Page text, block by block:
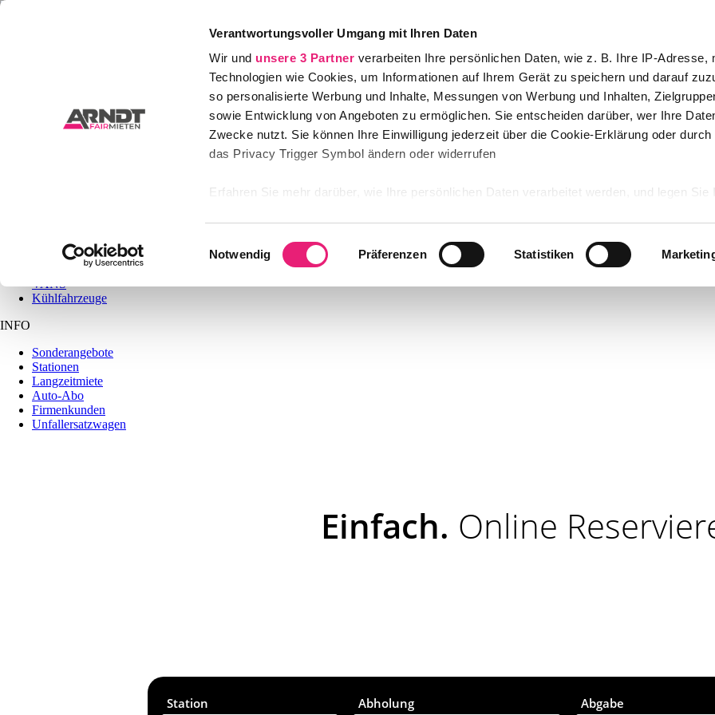
Verantwortungsvoller Umgang mit Ihren Daten
Wir und unsere 3 Partner verarbeiten Ihre persönlichen Daten, wie z. B. Ihre IP-Adresse,
Technologien wie Cookies, um Informationen auf Ihrem Gerät zu speichern und darauf
so personalisierte Werbung und Inhalte, Messungen von Werbung und Inhalten,
sowie Entwicklung von Angeboten zu ermöglichen. Sie entscheiden darüber, wer Ihre
Zwecke nutzt. Sie können Ihre Einwilligung jederzeit über die Cookie-Erklärung oder
das Privacy Trigger Symbol ändern oder widerrufen
Erfahren Sie mehr darüber, wie Ihre persönlichen Daten verarbeitet werden, und legen Sie
Wir verwenden Cookies, um Inhalte und Anzeigen zu personalisieren, Funktionen für
anbieten zu können und die Zugriffe auf unsere Website zu analysieren. Außerdem geben
Informationen zu Ihrer Verwendung unserer Website an unsere Partner für soziale Medien,
Einwilligungsauswahl
Notwendig Präferenzen Statistiken
Firmenkunden
LKW / Transporter
VANS
Kühlfahrzeuge
INFO
Sonderangebote
Stationen
Langzeitmiete
Auto-Abo
Firmenkunden
Unfallersatzwagen
Einfach. Online
Station Abholung Abgabe